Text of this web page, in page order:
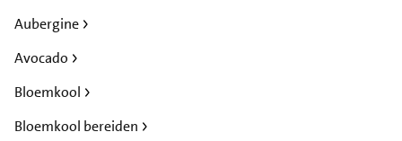
Aubergine
Avocado
Bloemkool
Bloemkool bereiden